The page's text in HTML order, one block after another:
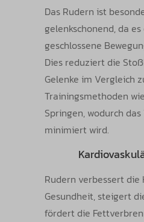
Das Rudern ist
gelenkschonend, da
geschlossene
Dies reduziert die
Gelenke im Vergleich
Trainingsmethoden
Springen, wodurch
minimiert wird.
Rudern verbessert
Gesundheit, steigert
fördert die